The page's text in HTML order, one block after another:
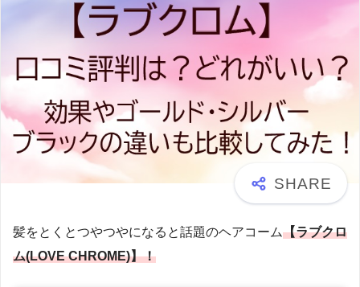
髪をとくとつやつやになると話題のヘアコーム【ラブクロ
ム(LOVE CHROME)】！